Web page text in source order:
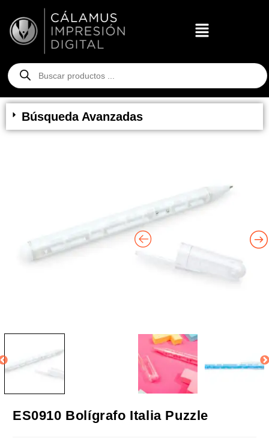
Búsqueda Avanzadas
ES0910 Bolígrafo Italia Puzzle